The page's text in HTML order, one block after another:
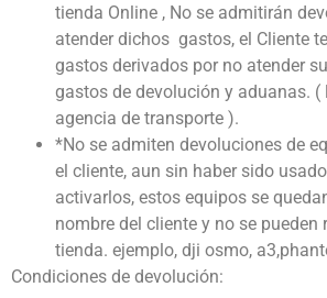
tienda Online , No se admitirán
atender dichos gastos, el Cliente
gastos derivados por no atender
gastos de devolución y aduanas. (
agencia de transporte ).
*No se admiten devoluciones de
el cliente, aun sin haber sido
activarlos, estos equipos se
nombre del cliente y no se pueden
tienda. ejemplo, dji osmo,
Condiciones de devolución: